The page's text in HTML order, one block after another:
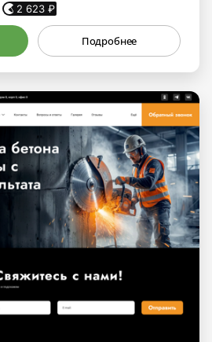
2 623 ₽
Подробнее